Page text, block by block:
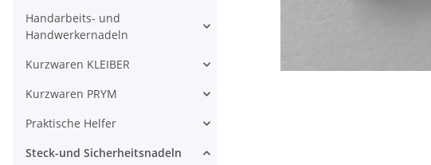
Handarbeits- und
Handwerkernadeln
Kurzwaren KLEIBER
Kurzwaren PRYM
Praktische Helfer
Steck-und Sicherheitsnadeln